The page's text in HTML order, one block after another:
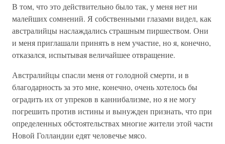
В том, что это действительно было так, у меня нет ни
малейших сомнений. Я собственными глазами видел, как
австралийцы наслаждались страшным пиршеством. Они
и меня приглашали принять в нем участие, но я, конечно,
отказался, испытывая величайшее отвращение.
Австралийцы спасли меня от голодной смерти, и в
благодарность за это мне, конечно, очень хотелось бы
оградить их от упреков в каннибализме, но я не могу
погрешить против истины и вынужден признать, что при
определенных обстоятельствах многие жители этой части
Новой Голландии едят человечье мясо.